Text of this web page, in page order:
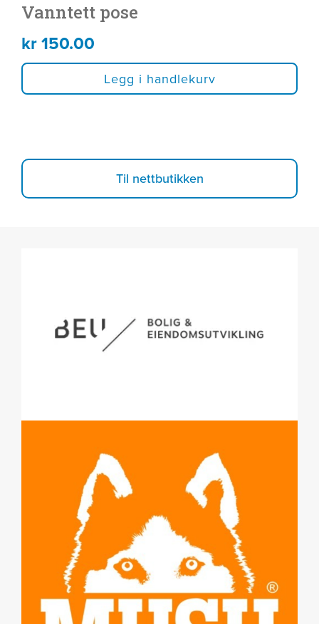
Vanntett pose
kr150.00
Legg i handlekurv
Til nettbutikken